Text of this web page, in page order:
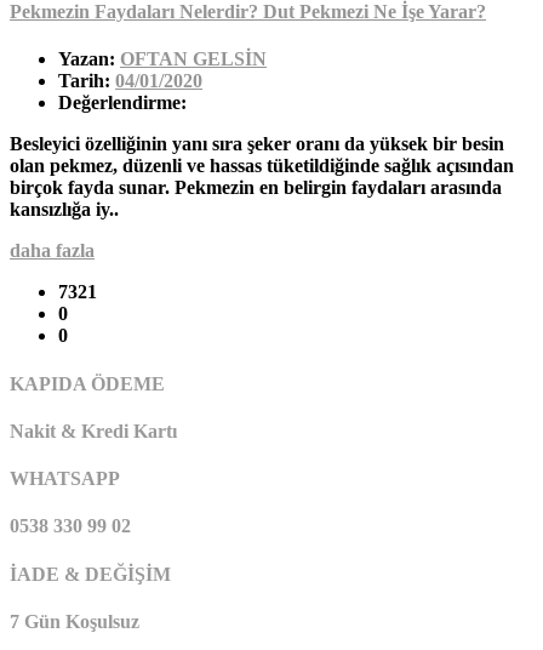
Pekmezin Faydaları Nelerdir? Dut Pekmezi Ne İşe Yarar?
Yazan: OFTAN GELSİN
Tarih: 04/01/2020
Değerlendirme:
Besleyici özelliğinin yanı sıra şeker oranı da yüksek bir besin
olan pekmez, düzenli ve hassas tüketildiğinde sağlık açısından
birçok fayda sunar. Pekmezin en belirgin faydaları arasında
kansızlığa iy..
daha fazla
7321
0
0
KAPIDA ÖDEME
Nakit & Kredi Kartı
WHATSAPP
0538 330 99 02
İADE & DEĞİŞİM
7 Gün Koşulsuz